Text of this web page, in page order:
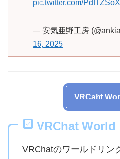
pic.twitter.com/
— 安気亜野工房
16, 2025
VRCaht
VRChat World
VRChatのワールドリン